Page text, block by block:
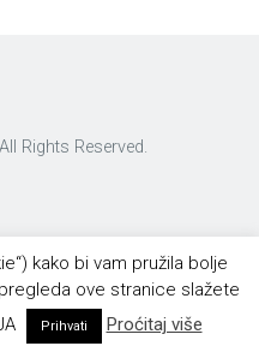
Rights Reserved.
kako bi vam pružila bolje
ove stranice slažete
Prihvati Proćitaj više